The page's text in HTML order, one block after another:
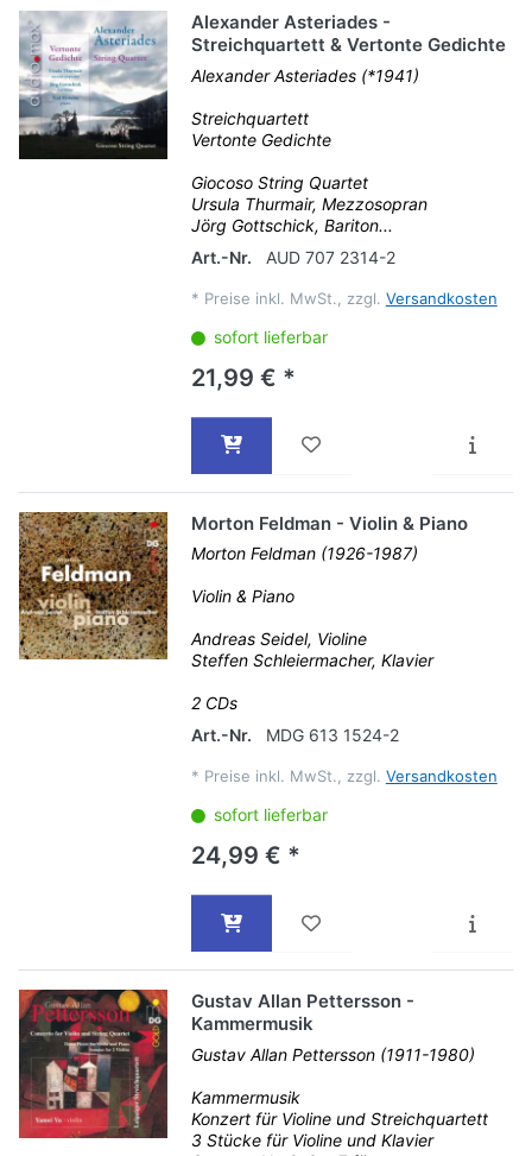
Alexander Asteriades -
Streichquartett & Vertonte Gedichte
Alexander Asteriades (*1941)
Streichquartett
Vertonte Gedichte
Giocoso String Quartet
Ursula Thurmair, Mezzosopran
Jörg Gottschick, Bariton...
Art.-Nr.
AUD 707 2314-2
* Preise inkl. MwSt., zzgl. Versandkosten
sofort lieferbar
21,99 € *
Morton Feldman - Violin & Piano
Morton Feldman (1926-1987)
Violin & Piano
Andreas Seidel, Violine
Steffen Schleiermacher, Klavier
2 CDs
Art.-Nr.
MDG 613 1524-2
* Preise inkl. MwSt., zzgl. Versandkosten
sofort lieferbar
24,99 € *
Gustav Allan Pettersson -
Kammermusik
Gustav Allan Pettersson (1911-1980)
Kammermusik
Konzert für Violine und Streichquartett
3 Stücke für Violine und Klavier